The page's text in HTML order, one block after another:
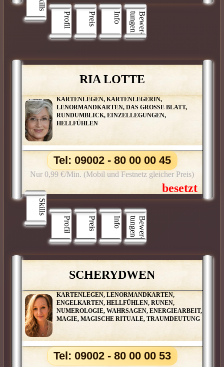
Profil
Preis Info B
e
w
e
r
­
t
u
n
g
e
n
RIA LOTTE
KARTENLEGEN, KARTENLEGERIN,
LENORMANDKARTEN, DAS GROSSE BLATT,
RUNDUMBLICK, EINZELLEGUNGEN,
HELLFÜHLEN
Skills
Profil
Preis Info B
e
w
e
r
­
t
u
n
g
e
n
Tel: 09002 - 80 00 00 45
Nur 0,99 €/Min. (Mobil und Festnetz gleicher Preis)
SCHERYDWEN
KARTENLEGEN, LENORMANDKARTEN,
ENGELKARTEN, HELLFÜHLEN, RUNEN,
NUMEROLOGIE, WAHRSAGEN, ENERGIEARBEIT,
MAGIE, MAGISCHE RITUALE, TRAUMDEUTUNG
Tel: 09002 - 80 00 00 53